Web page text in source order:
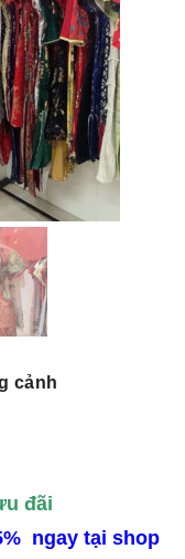
cảnh
đãi
ngay tại shop